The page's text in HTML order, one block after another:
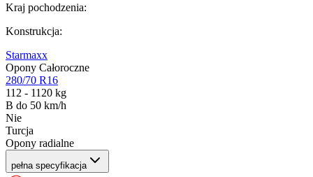
Kraj pochodzenia:
Konstrukcja:
Starmaxx
Opony Całoroczne
280/70 R16
112 - 1120 kg
B do 50 km/h
Nie
Turcja
Opony radialne
pełna specyfikacja